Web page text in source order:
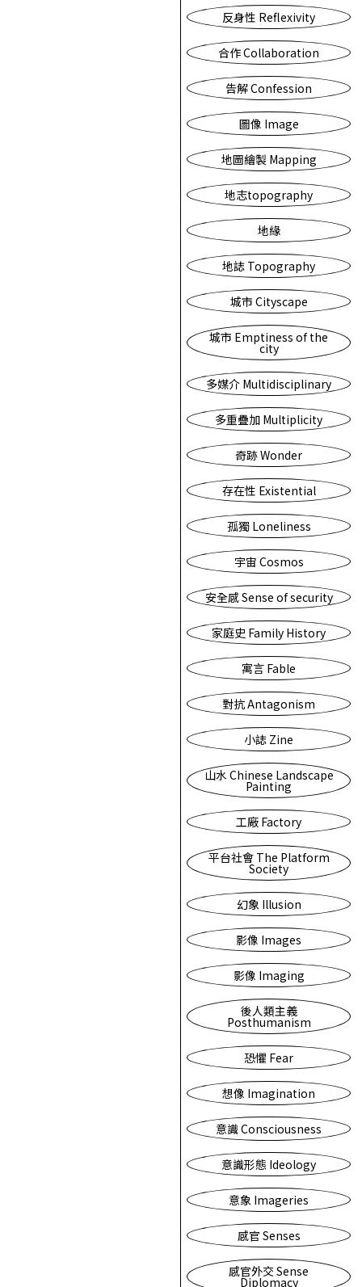
反身性 Reflexivity
合作 Collaboration
告解 Confession
圖像 Image
地圖繪製 Mapping
地志topography
地緣
地誌 Topography
城市 Cityscape
城市 Emptiness of the
city
多媒介 Multidisciplinary
多重疊加 Multiplicity
奇跡 Wonder
存在性 Existential
孤獨 Loneliness
宇宙 Cosmos
安全感 Sense of security
家庭史 Family History
寓言 Fable
對抗 Antagonism
小誌 Zine
山水 Chinese Landscape
Painting
工廠 Factory
平台社會 The Platform
Society
幻象 Illusion
影像 Images
影像 Imaging
後人類主義
Posthumanism
恐懼 Fear
想像 Imagination
意識 Consciousness
意識形態 Ideology
意象 Imageries
感官 Senses
感官外交 Sense
Diplomacy